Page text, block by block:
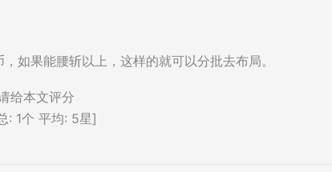
如果能腰斩以上，这样的就可以分批去布局。
给本文评分
: 1个 平均: 5星]